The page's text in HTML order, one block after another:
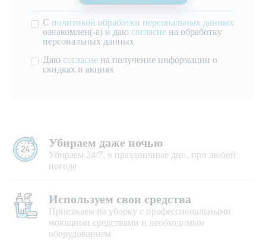
С политикой обработки персональных данных
ознакомлен(-а) и даю согласие на обработку
персональных данных
Даю согласие на получение информации о
скидках и акциях
Убираем даже ночью
Убираем 24/7, в праздничные дни, при любой
погоде
Используем свои средства
Приезжаем на уборку с профессиональными
моющими средствами и необходимым
оборудованием